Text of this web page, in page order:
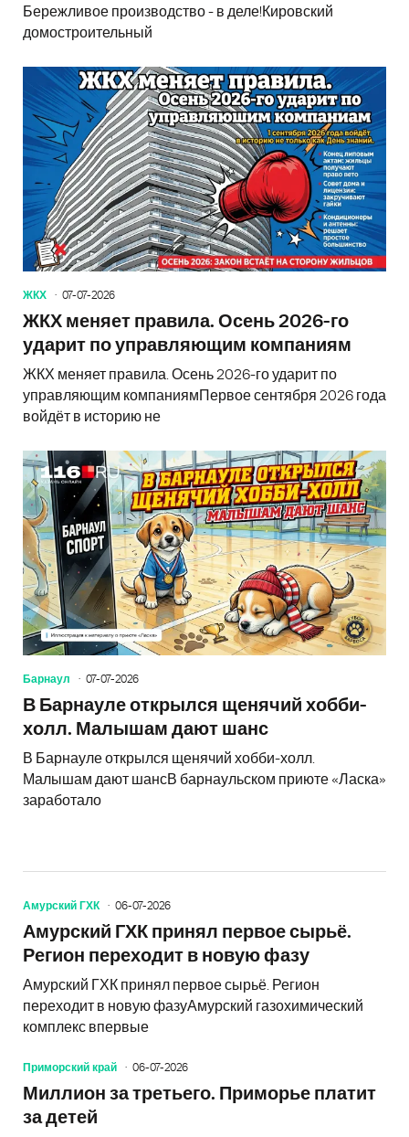
Бережливое производство - в деле!Кировский
домостроительный
ЖКХ 07-07-2026
ЖКХ меняет правила. Осень 2026-го
ударит по управляющим компаниям
ЖКХ меняет правила. Осень 2026-го ударит по
управляющим компаниямПервое сентября 2026 года
войдёт в историю не
Барнаул 07-07-2026
В Барнауле открылся щенячий хобби-
холл. Малышам дают шанс
В Барнауле открылся щенячий хобби-холл.
Малышам дают шансВ барнаульском приюте «Ласка»
заработало
Амурский ГХК 06-07-2026
Амурский ГХК принял первое сырьё.
Регион переходит в новую фазу
Амурский ГХК принял первое сырьё. Регион
переходит в новую фазуАмурский газохимический
комплекс впервые
Приморский край 06-07-2026
Миллион за третьего. Приморье платит
за детей